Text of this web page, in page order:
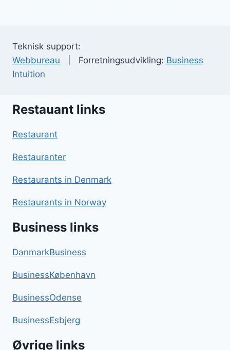
Teknisk support:
Webbureau | Forretningsudvikling: Business
Intuition
Restauant links
Restaurant
Restauranter
Restaurants in Denmark
Restaurants in Norway
Business links
DanmarkBusiness
BusinessKøbenhavn
BusinessOdense
BusinessEsbjerg
Øvrige links